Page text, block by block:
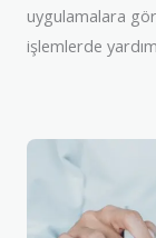
uygulamalara
işlemlerde